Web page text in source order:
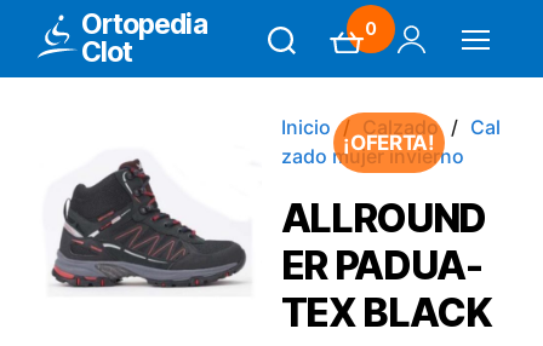
Ortopedia
Clot
0
Inicio Calzado
Cal
zado mujer invierno
ALLROUND
ER PADUA-
TEX BLACK
¡OFERTA!